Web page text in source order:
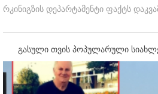
რკინიგზის დეპარტამენტი ფაქტს
გასული თვის პოპულარული